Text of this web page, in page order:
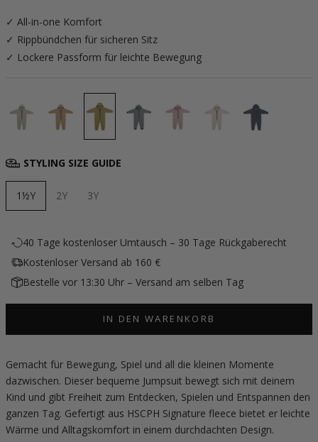
✓ All-in-one Komfort
✓ Rippbündchen für sicheren Sitz
✓ Lockere Passform für leichte Bewegung
STYLING SIZE GUIDE
1½Y 2Y 3Y
40 Tage kostenloser Umtausch – 30 Tage Rückgaberecht
Kostenloser Versand ab 160 €
Bestelle vor 13:30 Uhr – Versand am selben Tag
IN DEN WARENKORB
Gemacht für Bewegung, Spiel und all die kleinen Momente
dazwischen. Dieser bequeme Jumpsuit bewegt sich mit deinem
Kind und gibt Freiheit zum Entdecken, Spielen und Entspannen den
ganzen Tag. Gefertigt aus HSCPH Signature fleece bietet er leichte
Wärme und Alltagskomfort in einem durchdachten Design.